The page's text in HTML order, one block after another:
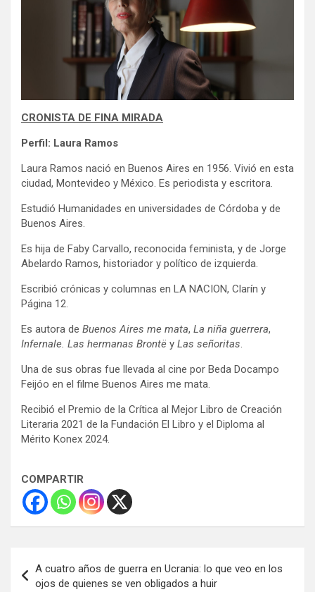
CRONISTA DE FINA MIRADA
Perfil: Laura Ramos
Laura Ramos nació en Buenos Aires en 1956. Vivió en esta
ciudad, Montevideo y México. Es periodista y escritora.
Estudió Humanidades en universidades de Córdoba y de
Buenos Aires.
Es hija de Faby Carvallo, reconocida feminista, y de Jorge
Abelardo Ramos, historiador y político de izquierda.
Escribió crónicas y columnas en LA NACION, Clarín y
Página 12.
Es autora de Buenos Aires me mata, La niña guerrera,
Infernale. Las hermanas Brontë y Las señoritas.
Una de sus obras fue llevada al cine por Beda Docampo
Feijóo en el filme Buenos Aires me mata.
Recibió el Premio de la Crítica al Mejor Libro de Creación
Literaria 2021 de la Fundación El Libro y el Diploma al
Mérito Konex 2024.
COMPARTIR
de
A cuatro años de guerra en Ucrania: lo que veo en los
ojos de quienes se ven obligados a huir